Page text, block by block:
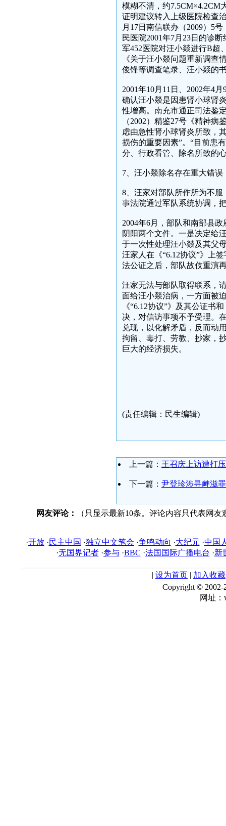
模糊不清，约7.5CM×4.2CM
证明建议转入上级医院检查
月17日南信联办（2009）5
民医院2001年7月23日的诊
军452医院对汪小燚进行B超
《关于汪小燚问题重新调查
俊锋等调查笔录、汪小燚的
2001年10月11日、2002年4
确认汪小燚是因患肾小球肾
性增高。南充市通正司法鉴
（2002）精鉴27号《精神
虑由急性肾小球肾炎所致，
损伤的重要因素”。“目前患
分、行政看管、除名所致的
7、汪小燚除名存在重大错
8、汪家对部队所作所为不
事法院通过军队系统协调，
2004年6月，部队和南部县
阴阳两个文件。一是决定给
于一次性处理汪小燚及其父
汪家人在《“6.12协议”》上
法公证之后，部队故伎重演
汪家无法与部队取得联系，
面给汪小燚治病，一方面被
《“6.12协议”》及其公证书
决，对信访事项不予受理。
兑现，以化解矛盾，反而动
拘留、毒打、劳教、抄家，
巨大的经济损失。
(责任编辑：民生编辑)
上一篇： 王召庆上访遭打
下一篇： 尹登珍涉寻衅滋
网友评论： （只显示最新10条。评论内容只代表网
·开放·民主中国 ·独立中文笔会 ·争鸣动向 ·大纪元 ·中国
·无国界记者·参与·BBC ·法国国际广播电台 ·新
| 设为首页 | 加入收藏
Copyright ©
网址：